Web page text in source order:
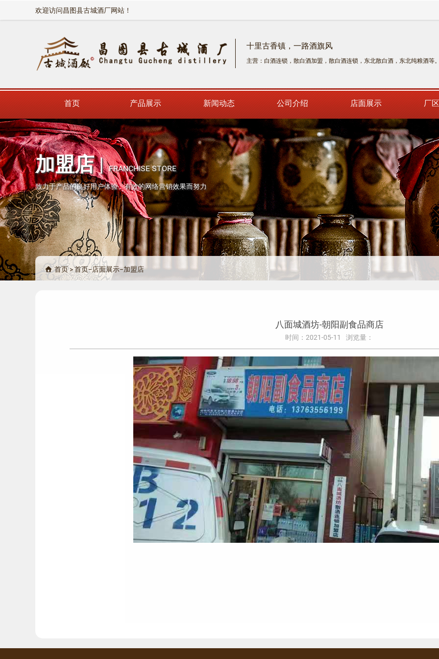
欢迎访问昌图县古城酒厂网站！
十里古香镇，一路酒旗风
主营：白酒连锁，散白酒加盟，散白酒连锁，东北散白酒，东北纯粮酒等
首页 产品展示 新闻动态 公司介绍 店面展示 厂
加盟店|FRANCHISE STORE
致力于产品的良好用户体验、有效的网络营销效果而努力
 首页>首页−店面展示−加盟店
八面城酒坊-朝阳副食品商店
时间：2021-05-11 浏览量：